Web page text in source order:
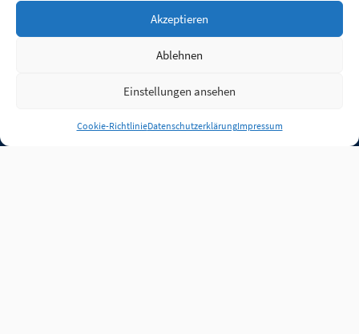
Akzeptieren
Ablehnen
Einstellungen ansehen
Cookie-RichtlinieDatenschutzerklärungImpressum
Anmelden
Jobs Partner FAQ Quellen